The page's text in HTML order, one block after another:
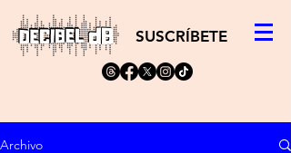
SUSCRÍBETE
Archivo